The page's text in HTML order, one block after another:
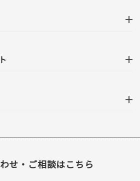
せ・ご相談はこちら